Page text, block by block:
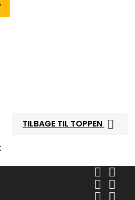
TILBAGE TIL TOPPEN 
 
 
 